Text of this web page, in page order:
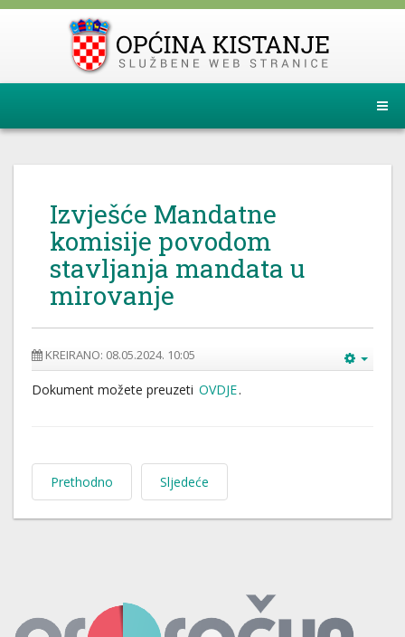
Izvješće Mandatne
komisije povodom
stavljanja mandata u
mirovanje
KREIRANO: 08.05.2024. 10:05
Dokument možete preuzeti OVDJE.
Prethodno Sljedeće